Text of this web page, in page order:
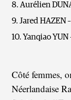
Aurélien
Jared HAZEN
Yanqiao YUN
Côté femmes,
Néerlandaise